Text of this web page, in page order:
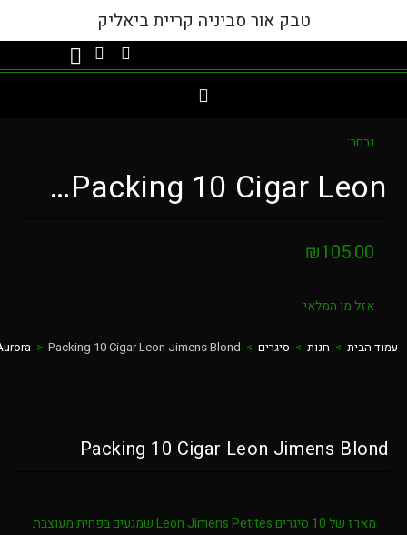
טבק אור סביניה קריית ביאליק
Packing 10 Cigar
₪
מן המלאי
> חנות > סיגרים >
Cigar La Aurora > Packing 10 Cigar Leon Jimens Blond
Packing 10 Cigar Leon Jimens
מארז של 10 סיגרים Leon Jimens Petites שמגעים בפחית מעוצבת